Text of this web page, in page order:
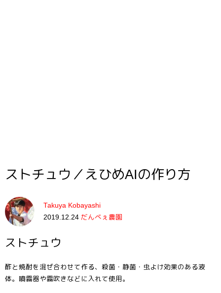
ストチュウ／えひめAIの作り方
Takuya Kobayashi
2019.12.24 だんべぇ農園
ストチュウ
酢と焼酎を混ぜ合わせて作る、殺菌・静菌・虫よけ効果のある液
体。噴霧器や霧吹きなどに入れて使用。